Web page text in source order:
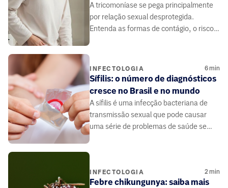
A tricomoníase se pega principalmente
por relação sexual desprotegida.
Entenda as formas de contágio, o risco
INFECTOLOGIA 6min
Sífilis: o número de diagnósticos
cresce no Brasil e no mundo
A sífilis é uma infecção bacteriana de
transmissão sexual que pode causar
uma série de problemas de saúde se
INFECTOLOGIA 2min
Febre chikungunya: saiba mais